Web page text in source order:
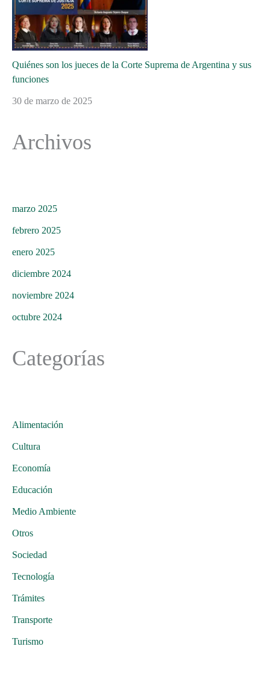
Quiénes son los jueces de la Corte Suprema de Argentina y sus
funciones
30 de marzo de 2025
Archivos
marzo 2025
febrero 2025
enero 2025
diciembre 2024
noviembre 2024
octubre 2024
Categorías
Alimentación
Cultura
Economía
Educación
Medio Ambiente
Otros
Sociedad
Tecnología
Trámites
Transporte
Turismo